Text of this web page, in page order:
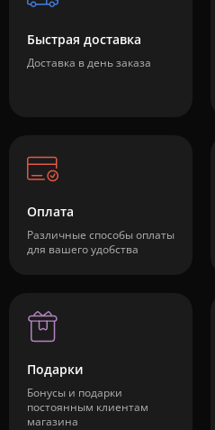
Быстрая доставка
Доставка в день заказа
Оплата
Различные способы оплаты
для вашего удобства
Подарки
Бонусы и подарки
постоянным клиентам
магазина